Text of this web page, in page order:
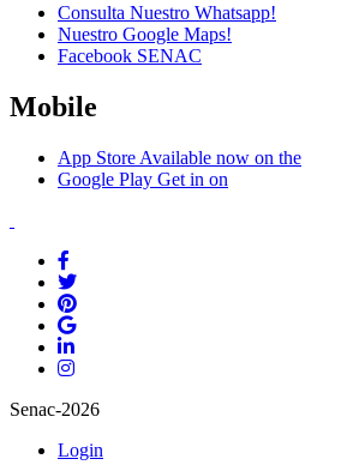
Consulta Nuestro Whatsapp!
Nuestro Google Maps!
Facebook SENAC
Mobile
App Store Available now on the
Google Play Get in on
Senac-2026
Login